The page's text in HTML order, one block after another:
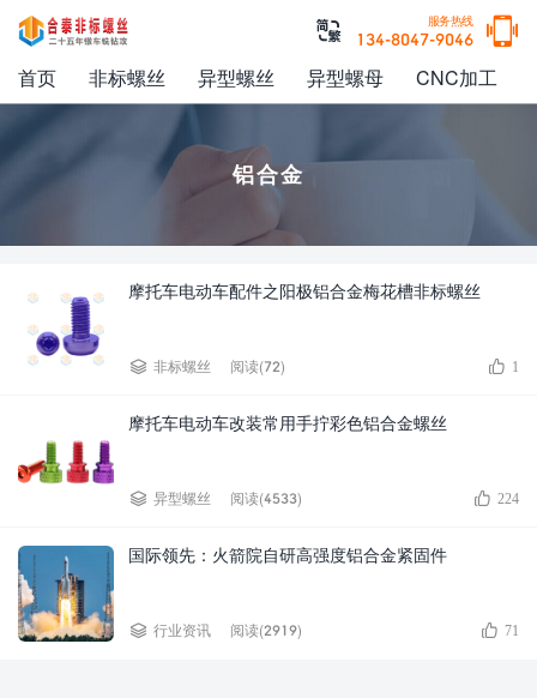
服务热线
134-8047-9046 

首页 非标螺丝 异型螺丝 异型螺母 CNC加工
铝合金
摩托车电动车配件之阳极铝合金梅花槽非标螺丝
 非标螺丝 阅读(72)  1
摩托车电动车改装常用手拧彩色铝合金螺丝
 异型螺丝 阅读(4533)  224
国际领先：火箭院自研高强度铝合金紧固件
 行业资讯 阅读(2919)  71